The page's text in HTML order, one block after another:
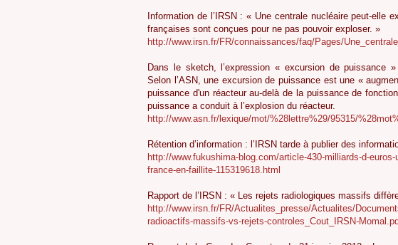
Information de l’IRSN : « Une centrale nucléaire peut-elle
françaises sont conçues pour ne pas pouvoir exploser. »
http://www.irsn.fr/FR/connaissances/faq/Pages/
Dans le sketch, l’expression « excursion de puissance
Selon l’ASN, une excursion de puissance est une «
puissance d'un réacteur au-delà de la puissance de
puissance a conduit à l’explosion du réacteur.
http://www.asn.fr/lexique/mot/%28lettre%29/95315/
Rétention d’information : l’IRSN tarde à publier des
http://www.fukushima-blog.com/article-430-milliards-d-
france-en-faillite-115319618.html
Rapport de l’IRSN : « Les rejets radiologiques massifs
http://www.irsn.fr/FR/Actualites_presse/Actualites/
radioactifs-massifs-vs-rejets-controles_Cout_IRSN-